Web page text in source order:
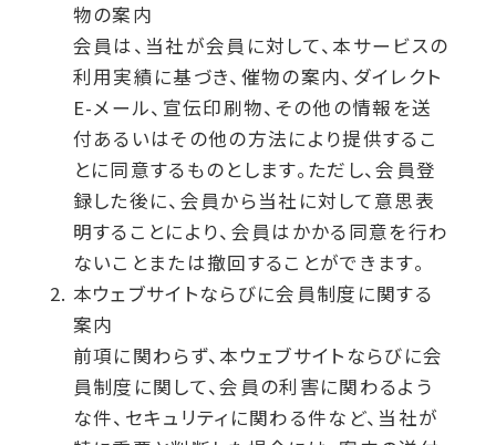
物の案内
会員は、当社が会員に対して、本サービスの
利用実績に基づき、催物の案内、ダイレクト
E-メール、宣伝印刷物、その他の情報を送
付あるいはその他の方法により提供するこ
とに同意するものとします。ただし、会員登
録した後に、会員から当社に対して意思表
明することにより、会員はかかる同意を行わ
ないことまたは撤回することができます。
本ウェブサイトならびに会員制度に関する
案内
前項に関わらず、本ウェブサイトならびに会
員制度に関して、会員の利害に関わるよう
な件、セキュリティに関わる件など、当社が